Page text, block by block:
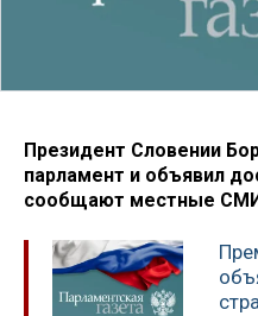
Президент Словении
парламент и объявил
сообщают местные